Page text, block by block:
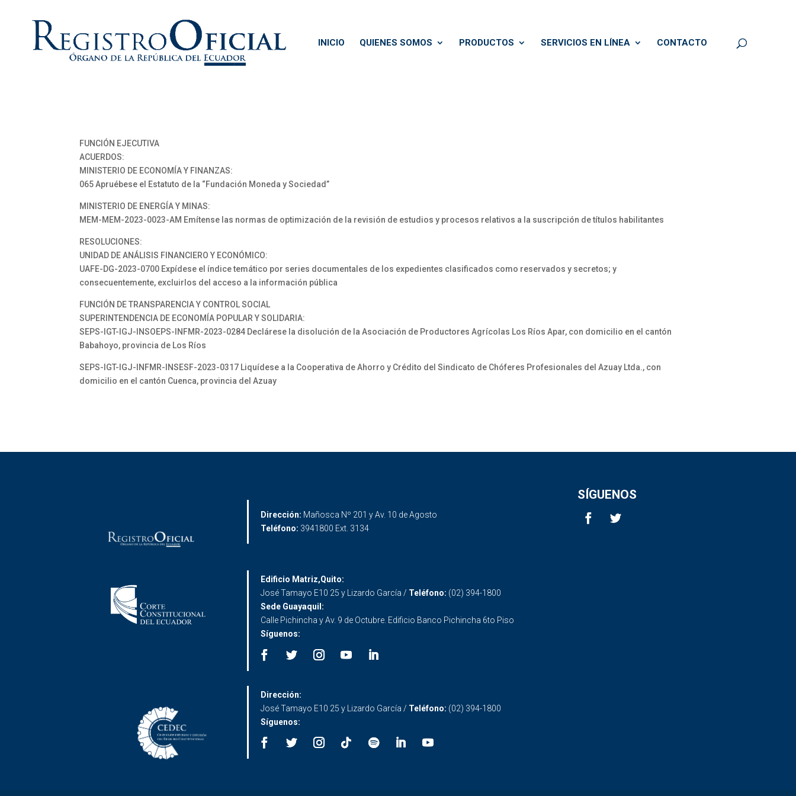
INICIO QUIENES SOMOS PRODUCTOS SERVICIOS EN LÍNEA CONTACTO
FUNCIÓN EJECUTIVA
ACUERDOS:
MINISTERIO DE ECONOMÍA Y FINANZAS:
065 Apruébese el Estatuto de la “Fundación Moneda y Sociedad”
MINISTERIO DE ENERGÍA Y MINAS:
MEM-MEM-2023-0023-AM Emítense las normas de optimización de la revisión de estudios y procesos relativos a la suscripción de títulos habilitantes
RESOLUCIONES:
UNIDAD DE ANÁLISIS FINANCIERO Y ECONÓMICO:
UAFE-DG-2023-0700 Expídese el índice temático por series documentales de los expedientes clasificados como reservados y secretos; y
consecuentemente, excluirlos del acceso a la información pública
FUNCIÓN DE TRANSPARENCIA Y CONTROL SOCIAL
SUPERINTENDENCIA DE ECONOMÍA POPULAR Y SOLIDARIA:
SEPS-IGT-IGJ-INSOEPS-INFMR-2023-0284 Declárese la disolución de la Asociación de Productores Agrícolas Los Ríos Apar, con domicilio en el cantón
Babahoyo, provincia de Los Ríos
SEPS-IGT-IGJ-INFMR-INSESF-2023-0317 Liquídese a la Cooperativa de Ahorro y Crédito del Sindicato de Chóferes Profesionales del Azuay Ltda., con
domicilio en el cantón Cuenca, provincia del Azuay
Dirección: Mañosca Nº 201 y Av. 10 de Agosto
Teléfono: 3941800 Ext. 3134
SÍGUENOS
Edificio Matriz,Quito:
José Tamayo E10 25 y Lizardo García / Teléfono: (02) 394-1800
Sede Guayaquil:
Calle Pichincha y Av. 9 de Octubre. Edificio Banco Pichincha 6to Piso
Síguenos:
Dirección:
José Tamayo E10 25 y Lizardo García / Teléfono: (02) 394-1800
Síguenos: